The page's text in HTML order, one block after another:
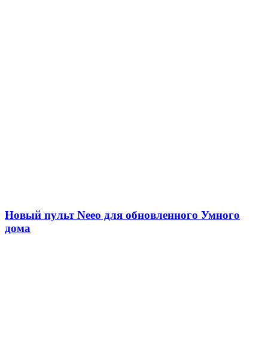
Новый пульт Neeo для обновленного Умного
дома